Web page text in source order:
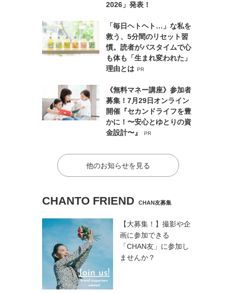
2026」発表！
「毎日ヘトヘト…」な私を
救う、5分間のリセット習
慣。読者がバスタイムで心
も体も「生まれ変われた」
理由とは PR
《無料マネー講座》参加者
募集！7月29日オンライン
開催『セカンドライフを豊
かに！〜安心とゆとりの資
金設計〜』
PR
他のお知らせを見る
CHANTO FRIEND CHAN友募集
【大募集！】撮影や企
画に参加できる
「CHAN友」に参加し
ませんか？